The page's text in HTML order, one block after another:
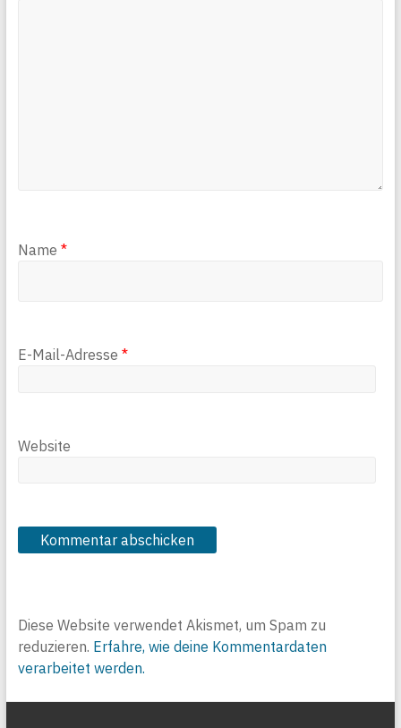
Name *
E-Mail-Adresse *
Website
Diese Website verwendet Akismet, um Spam zu
reduzieren. Erfahre, wie deine Kommentardaten
verarbeitet werden.